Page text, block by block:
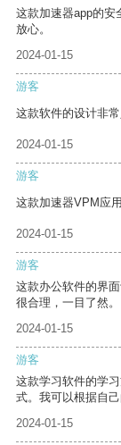
这款加速器app的安
放心。
2024-01-15
游客
这款软件的设计非
2024-01-15
游客
这款加速器VPM应
2024-01-15
游客
这款办公软件的界
很合理，一目了然。
2024-01-15
游客
这款学习软件的学
式。我可以根据自
2024-01-15